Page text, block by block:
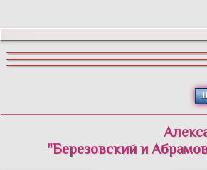
"Березовский и